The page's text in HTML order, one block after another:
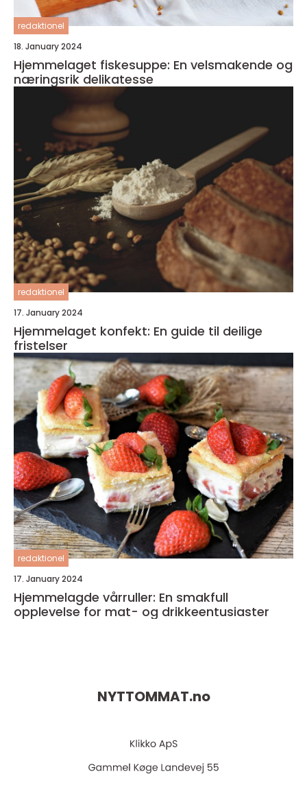
redaktionel
18. January 2024
Hjemmelaget fiskesuppe: En velsmakende og
næringsrik delikatesse
redaktionel
17. January 2024
Hjemmelaget konfekt: En guide til deilige
fristelser
redaktionel
17. January 2024
Hjemmelagde vårruller: En smakfull
opplevelse for mat- og drikkeentusiaster
NYTTOMMAT.no